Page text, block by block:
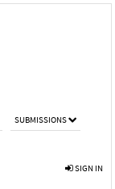
SUBMISSIONS
SIGN IN